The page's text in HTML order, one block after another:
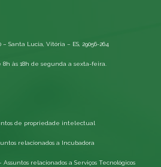
– Santa Lucia, Vitória – ES, 29056-264
às 18h de segunda a sexta-feira.
de propriedade intelectual
relacionados a Incubadora
Assuntos relacionados a Serviços Tecnológicos